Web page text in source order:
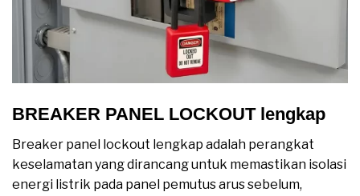
BREAKER PANEL LOCKOUT lengkap
Breaker panel lockout lengkap adalah perangkat
keselamatan yang dirancang untuk memastikan isolasi
energi listrik pada panel pemutus arus sebelum,